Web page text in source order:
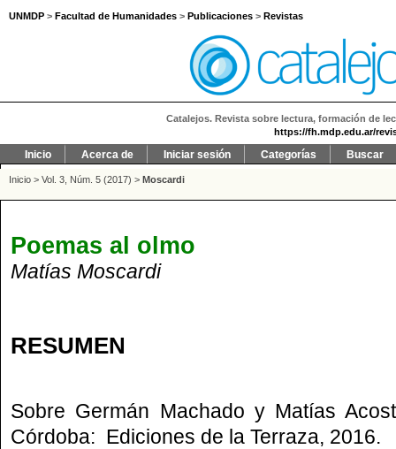
UNMDP > Facultad de Humanidades > Publicaciones > Revistas
Catalejos. Revista sobre lectura, formación de
https://fh.mdp.edu.ar/
Inicio Acerca de Iniciar sesión Categorías Buscar
Inicio > Vol. 3, Núm. 5 (2017) > Moscardi
Poemas al olmo
Matías Moscardi
RESUMEN
Sobre Germán Machado y Matías
Córdoba: Ediciones de la Terraza, 2016.